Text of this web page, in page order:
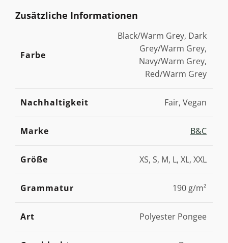
Zusätzliche Informationen
Farbe
Black/Warm Grey, Dark
Grey/Warm Grey,
Navy/Warm Grey,
Red/Warm Grey
Nachhaltigkeit Fair, Vegan
Marke B&C
Größe XS, S, M, L, XL, XXL
Grammatur 190 g/m²
Art Polyester Pongee